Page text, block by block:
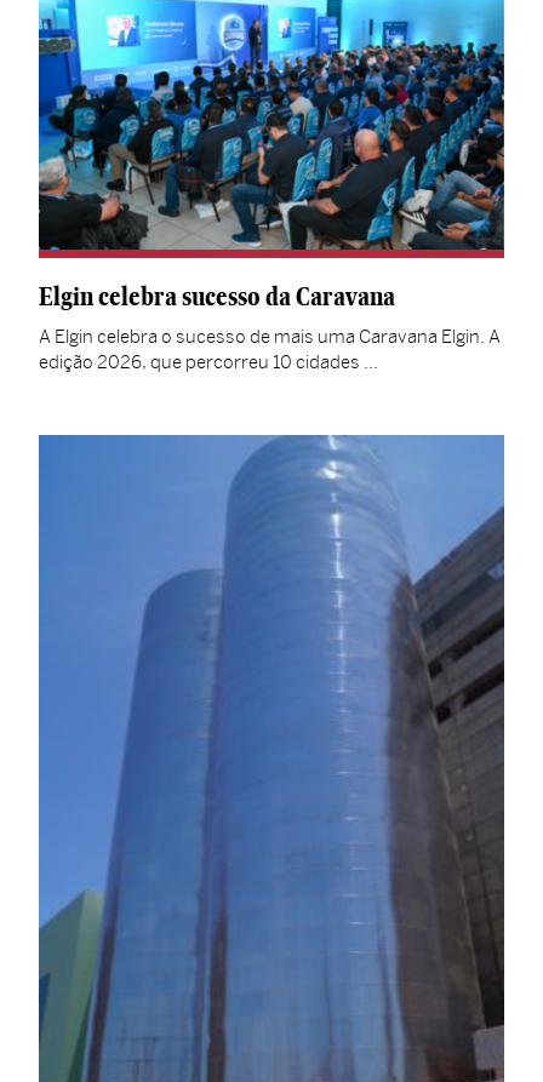
Elgin celebra sucesso da Caravana
A Elgin celebra o sucesso de mais uma Caravana Elgin. A
edição 2026, que percorreu 10 cidades …